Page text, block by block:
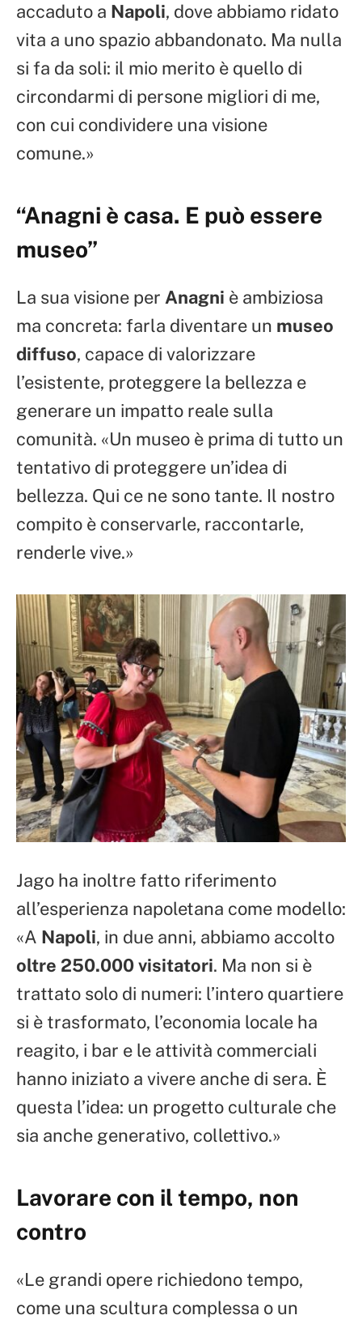
accaduto a Napoli, dove abbiamo ridato
vita a uno spazio abbandonato. Ma nulla
si fa da soli: il mio merito è quello di
circondarmi di persone migliori di me,
con cui condividere una visione
comune.»
“Anagni è casa. E può essere
museo”
La sua visione per Anagni è ambiziosa
ma concreta: farla diventare un museo
diffuso, capace di valorizzare
l’esistente, proteggere la bellezza e
generare un impatto reale sulla
comunità. «Un museo è prima di tutto un
tentativo di proteggere un’idea di
bellezza. Qui ce ne sono tante. Il nostro
compito è conservarle, raccontarle,
renderle vive.»
Jago ha inoltre fatto riferimento
all’esperienza napoletana come modello:
«A Napoli, in due anni, abbiamo accolto
oltre 250.000 visitatori. Ma non si è
trattato solo di numeri: l’intero quartiere
si è trasformato, l’economia locale ha
reagito, i bar e le attività commerciali
hanno iniziato a vivere anche di sera. È
questa l’idea: un progetto culturale che
sia anche generativo, collettivo.»
Lavorare con il tempo, non
contro
«Le grandi opere richiedono tempo,
come una scultura complessa o un